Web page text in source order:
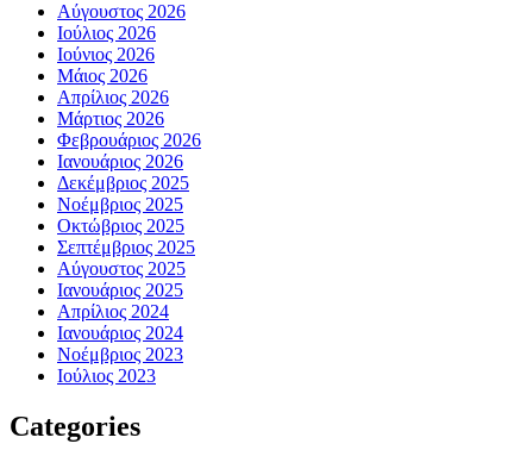
Αύγουστος 2026
Ιούλιος 2026
Ιούνιος 2026
Μάιος 2026
Απρίλιος 2026
Μάρτιος 2026
Φεβρουάριος 2026
Ιανουάριος 2026
Δεκέμβριος 2025
Νοέμβριος 2025
Οκτώβριος 2025
Σεπτέμβριος 2025
Αύγουστος 2025
Ιανουάριος 2025
Απρίλιος 2024
Ιανουάριος 2024
Νοέμβριος 2023
Ιούλιος 2023
Categories